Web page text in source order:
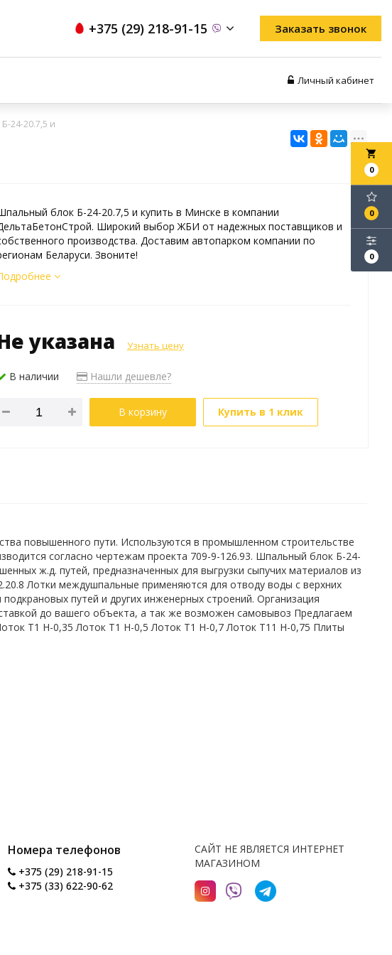
+375 (29) 218-91-15 Заказать звонок
Личный кабинет
24-20.7,5 и
local_grocery_store
0
0
0
блок Б-24-20.7,5 и купить в Минске в компании
Широкий выбор ЖБИ от надежных поставщиков и
производства. Доставим автопарком компании по
Беларуси. Звоните!
указана Узнать цену
В наличии Нашли дешевле?
В корзину Купить в 1 клик
повышенного пути. Используются в промышленном строительстве
согласно чертежам проекта 709-9-126.93. Шпальный блок Б-24-
ж.д. путей, предназначенных для выгрузки сыпучих материалов из
Лотки междушпальные применяются для отводу воды с верхних
путей и других инженерных строений. Организация
до вашего объекта, а так же возможен самовывоз Предлагаем
Т1 Н-0,35 Лоток Т1 Н-0,5 Лоток Т1 Н-0,7 Лоток Т11 Н-0,75 Плиты
Номера телефонов
+375 (29) 218-91-15
+375 (33) 622-90-62
САЙТ НЕ ЯВЛЯЕТСЯ ИНТЕРНЕТ
МАГАЗИНОМ